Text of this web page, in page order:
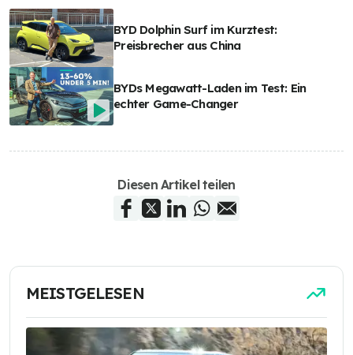
BYD Dolphin Surf im Kurztest:
Preisbrecher aus China
BYDs Megawatt-Laden im Test: Ein
echter Game-Changer
Diesen Artikel teilen
MEISTGELESEN